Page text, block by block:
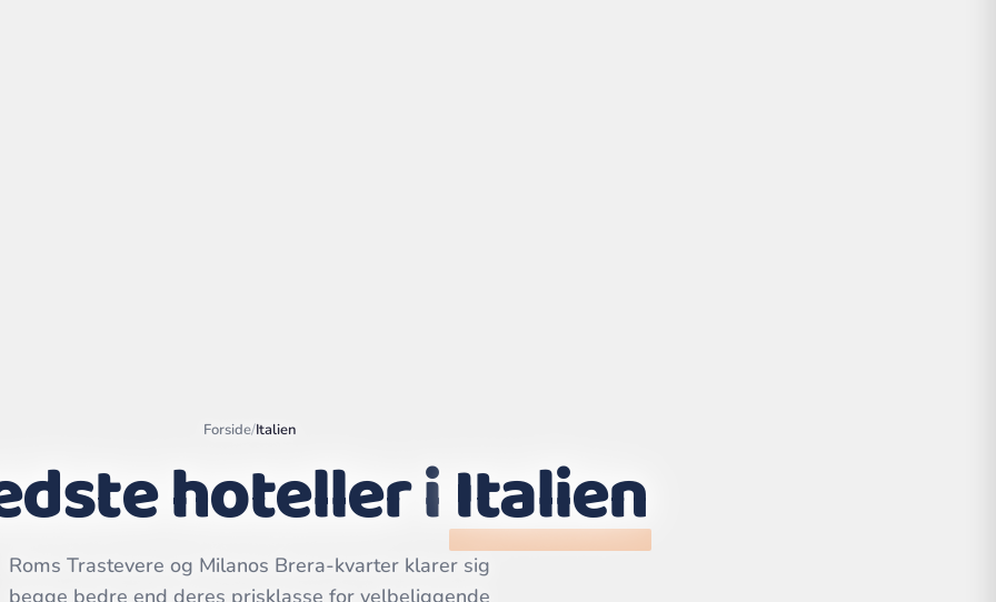
Forside/Italien
hoteller iItalien
Roms Trastevere og Milanos Brera-kvarter klarer sig